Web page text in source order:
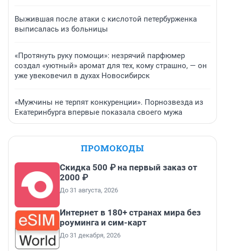
Выжившая после атаки с кислотой петербурженка
выписалась из больницы
«Протянуть руку помощи»: незрячий парфюмер
создал «уютный» аромат для тех, кому страшно, — он
уже увековечил в духах Новосибирск
«Мужчины не терпят конкуренции». Порнозвезда из
Екатеринбурга впервые показала своего мужа
ПРОМОКОДЫ
Скидка 500 ₽ на первый заказ от
2000 ₽
До 31 августа, 2026
Интернет в 180+ странах мира без
роуминга и сим-карт
До 31 декабря, 2026